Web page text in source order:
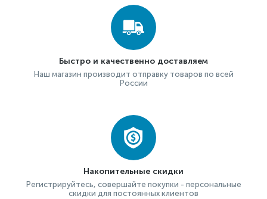
Быстро и качественно доставляем
Наш магазин производит отправку товаров по всей
России
Накопительные скидки
Регистрируйтесь, совершайте покупки - персональные
скидки для постоянных клиентов